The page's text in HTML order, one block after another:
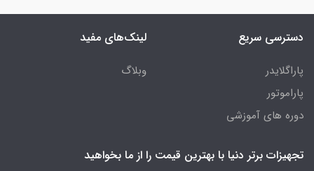
دسترسی سریع
پاراگلایدر
پاراموتور
دوره های آموزشی
لینک‌های مفید
وبلاگ
تجهیزات برتر دنیا با بهترین قیمت را از ما بخواهید